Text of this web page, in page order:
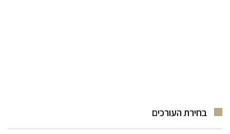
בחירת העורכים